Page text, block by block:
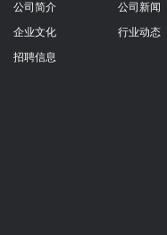
公司简介
企业文化
招聘信息
公司新闻
行业动态